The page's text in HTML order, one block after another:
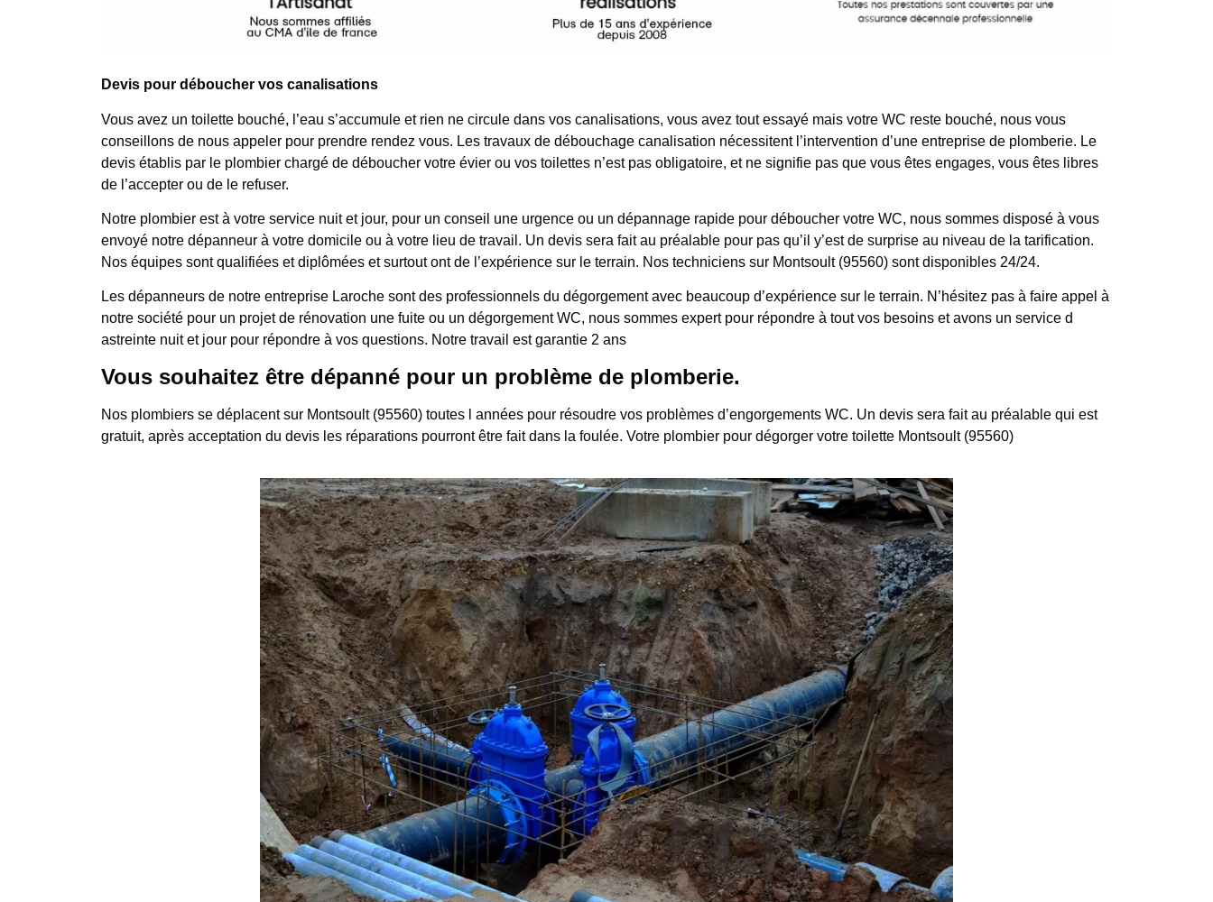
Devis pour déboucher vos canalisations
Vous avez un toilette bouché, l’eau s’accumule et rien ne circule dans vos canalisations, vous avez tout essayé mais votre WC reste bouché, nous vous
conseillons de nous appeler pour prendre rendez vous. Les travaux de débouchage canalisation nécessitent l’intervention d’une entreprise de plomberie. Le
devis établis par le plombier chargé de déboucher votre évier ou vos toilettes n’est pas obligatoire, et ne signifie pas que vous êtes engages, vous êtes libres
de l’accepter ou de le refuser.
Notre plombier est à votre service nuit et jour, pour un conseil une urgence ou un dépannage rapide pour déboucher votre WC, nous sommes disposé à vous
envoyé notre dépanneur à votre domicile ou à votre lieu de travail. Un devis sera fait au préalable pour pas qu’il y’est de surprise au niveau de la tarification.
Nos équipes sont qualifiées et diplômées et surtout ont de l’expérience sur le terrain. Nos techniciens sur Montsoult (95560) sont disponibles 24/24.
Les dépanneurs de notre entreprise Laroche sont des professionnels du dégorgement avec beaucoup d’expérience sur le terrain. N’hésitez pas à faire appel à
notre société pour un projet de rénovation une fuite ou un dégorgement WC, nous sommes expert pour répondre à tout vos besoins et avons un service d
astreinte nuit et jour pour répondre à vos questions. Notre travail est garantie 2 ans
Vous souhaitez être dépanné pour un problème de plomberie.
Nos plombiers se déplacent sur Montsoult (95560) toutes l années pour résoudre vos problèmes d’engorgements WC. Un devis sera fait au préalable qui est
gratuit, après acceptation du devis les réparations pourront être fait dans la foulée. Votre plombier pour dégorger votre toilette Montsoult (95560)